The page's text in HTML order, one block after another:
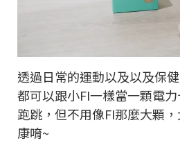
透過日常的運動以及以及保
都可以跟小FI一樣當一顆電
跑跳，但不用像FI那麼大顆
康唷~